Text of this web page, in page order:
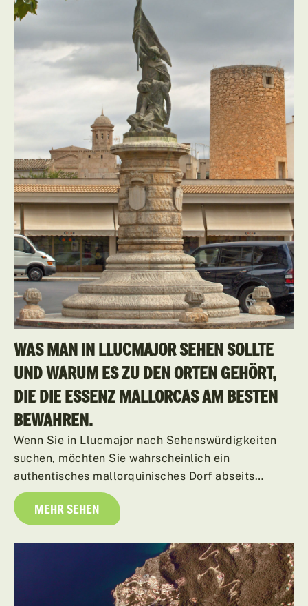
WAS MAN IN LLUCMAJOR SEHEN SOLLTE
UND WARUM ES ZU DEN ORTEN GEHÖRT,
DIE DIE ESSENZ MALLORCAS AM BESTEN
BEWAHREN.
Wenn Sie in Llucmajor nach Sehenswürdigkeiten
suchen, möchten Sie wahrscheinlich ein
authentisches mallorquinisches Dorf abseits…
MEHR SEHEN